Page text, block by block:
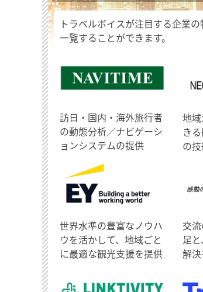
トラベルボイスが注目する企業
一覧することができます。
訪日・国内・海外旅行者
の動態分析／ナビゲーシ
ョンシステムの提供
地
き
の
世界水準の豊富なノウハ
ウを活かして、地域ごと
に最適な観光支援を提供
交
足
解